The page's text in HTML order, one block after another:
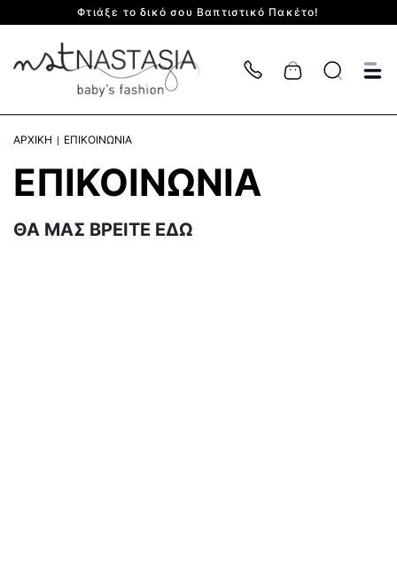
Φτιάξε το δικό σου Βαπτιστικό Πακέτο!
Cart
ΑΡΧΙΚΗ ΕΠΙΚΟΙΝΩΝΙΑ
ΕΠΙΚΟΙΝΩΝΙΑ
ΘΑ ΜΑΣ ΒΡΕΙΤΕ ΕΔΩ